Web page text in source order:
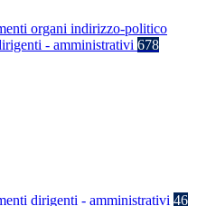
organi indirizzo-politico
- amministrativi 678
dirigenti - amministrativi 46